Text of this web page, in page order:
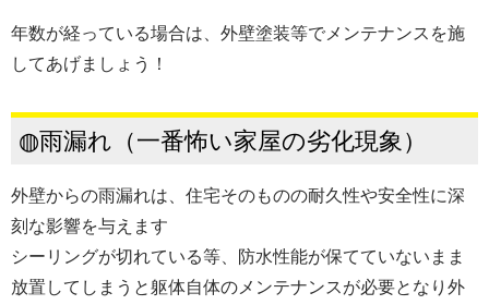
年数が経っている場合は、外壁塗装等でメンテナンスを施
してあげましょう！
◍雨漏れ（一番怖い家屋の劣化現象）
外壁からの雨漏れは、住宅そのものの耐久性や安全性に深
刻な影響を与えます
シーリングが切れている等、防水性能が保てていないまま
放置してしまうと躯体自体のメンテナンスが必要となり外